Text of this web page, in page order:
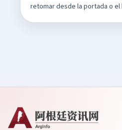
retomar desde la portada o